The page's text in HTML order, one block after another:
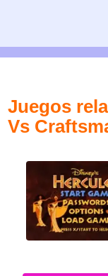
Juegos
Vs